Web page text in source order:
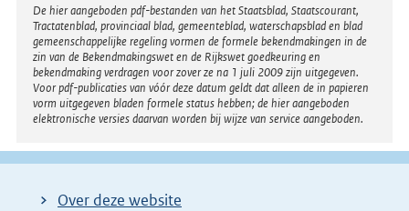
g
Disclaimer
De hier aangeboden pdf-bestanden van het Staatsblad, Staatscourant,
Tractatenblad, provinciaal blad, gemeenteblad, waterschapsblad en blad
gemeenschappelijke regeling vormen de formele bekendmakingen in de
zin van de Bekendmakingswet en de Rijkswet goedkeuring en
bekendmaking verdragen voor zover ze na 1 juli 2009 zijn uitgegeven.
Voor pdf-publicaties van vóór deze datum geldt dat alleen de in papieren
vorm uitgegeven bladen formele status hebben; de hier aangeboden
elektronische versies daarvan worden bij wijze van service aangeboden.
Over deze website